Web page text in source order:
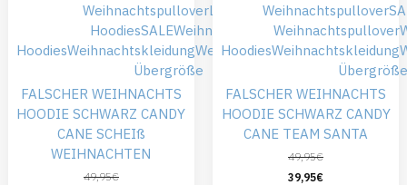
WeihnachtspulloverLustige
HoodiesSALEWeihnachts
HoodiesWeihnachtskleidungWeihnachtspullover
Übergröße
FALSCHER WEIHNACHTS
HOODIE SCHWARZ CANDY
CANE SCHEIß
WEIHNACHTEN
49,95€
Weihnachtspullover
Weihnachtspullover
HoodiesWeihnachtskleidung
FALSCHER WEIHNACHTS
HOODIE SCHWARZ CANDY
CANE TEAM SANTA
49,95€
39,95€